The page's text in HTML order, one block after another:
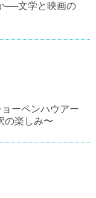
──文学と映画の
ーペンハウアー
の楽しみ〜